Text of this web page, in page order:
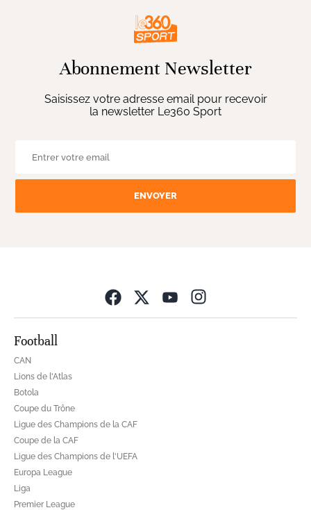
Abonnement Newsletter
Saisissez votre adresse email pour recevoir
la newsletter Le360 Sport
ENVOYER
Football
CAN
Lions de l'Atlas
Botola
Coupe du Trône
Ligue des Champions de la CAF
Coupe de la CAF
Ligue des Champions de l'UEFA
Europa League
Liga
Premier League